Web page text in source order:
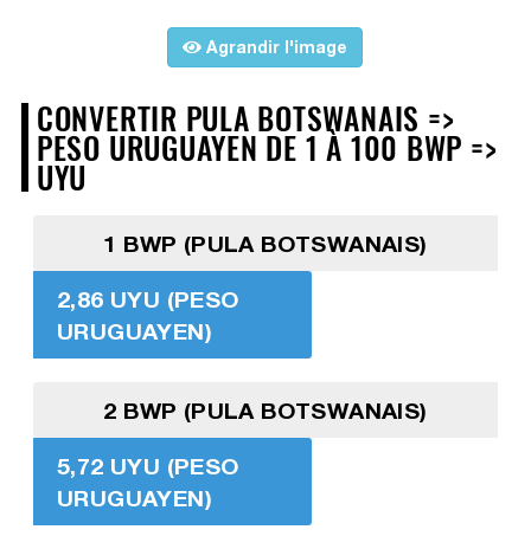
Agrandir l'image
CONVERTIR PULA BOTSWANAIS =>
PESO URUGUAYEN DE 1 À 100 BWP =>
UYU
1 BWP (PULA BOTSWANAIS)
2,86 UYU (PESO
URUGUAYEN)
2 BWP (PULA BOTSWANAIS)
5,72 UYU (PESO
URUGUAYEN)